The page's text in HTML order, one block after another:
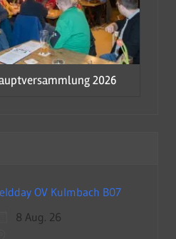
2026
OV Kulmbach B07
8 Aug. 26